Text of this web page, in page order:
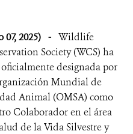
07, 2025) - Wildlife
Society (WCS) ha
designada por
Mundial de
Animal (OMSA) como
Colaborador en el área
de la Vida Silvestre y